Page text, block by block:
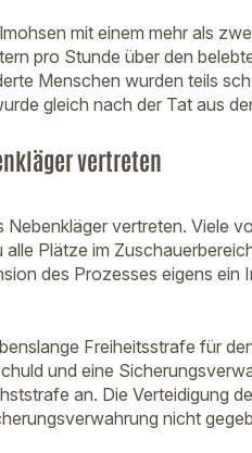
mit einem mehr als
pro Stunde über den
Menschen wurden teils
gleich nach der Tat aus
vertreten
vertreten. Viele
Plätze im
des Prozesses eigens ein
Freiheitsstrafe für
und eine
an. Die Verteidigung
nicht